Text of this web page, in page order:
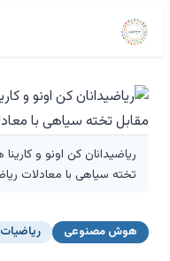
ریاضیدانان کن اونو و
تخته سیاهی با معادلات
هوش مصنوعی ریاضیات